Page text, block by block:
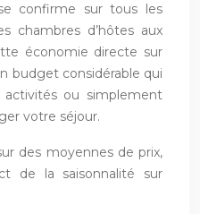
confirme sur tous les
chambres d’hôtes aux
économie directe sur
budget considérable qui
ou simplement
votre séjour.
des moyennes de prix,
de la saisonnalité sur